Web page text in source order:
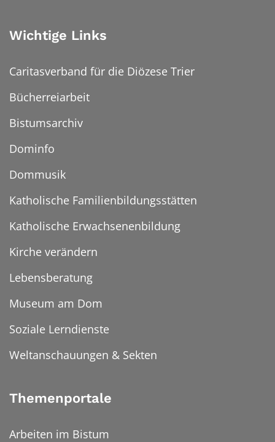
Wichtige Links
Caritasverband für die Diözese Trier
Bücherreiarbeit
Bistumsarchiv
Dominfo
Dommusik
Katholische Familienbildungsstätten
Katholische Erwachsenenbildung
Kirche verändern
Lebensberatung
Museum am Dom
Soziale Lerndienste
Weltanschauungen & Sekten
Themenportale
Arbeiten im Bistum